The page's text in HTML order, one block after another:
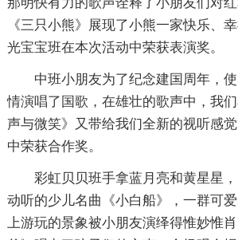
《三只小熊》展现了小熊一家快乐、
光宝宝班在本次活动中荣获表演奖。
中班小朋友为了纪念建国周年，
情演唱了国歌，在雄壮的歌声中，我
声与微笑》又带给我们全新的视听感
中荣获合作奖。
彩虹贝贝班手拿蓝月亮和黄星星
动听的少儿名曲《小白船》，一群可
上游玩的景象被小朋友演绎得惟妙惟